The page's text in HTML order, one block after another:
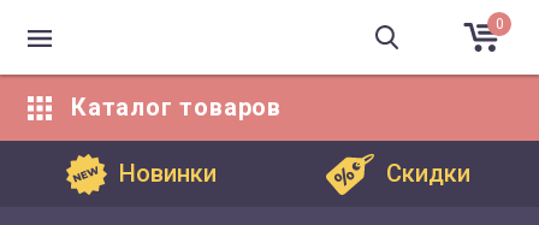
0
Каталог товаров
Новинки Скидки